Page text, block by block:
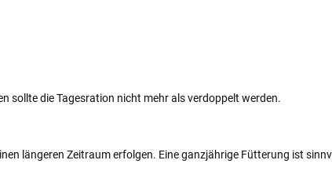
sollte die Tagesration nicht mehr als verdoppelt werden.
längeren Zeitraum erfolgen. Eine ganzjährige Fütterung ist